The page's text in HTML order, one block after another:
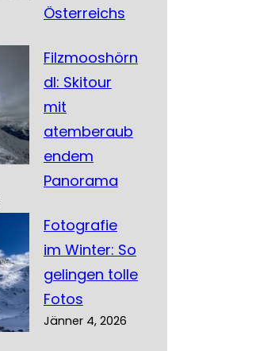
Österreichs
Filzmooshörn
dl: Skitour
mit
atemberaub
endem
Panorama
Fotografie
im Winter: So
gelingen tolle
Fotos
Jänner 4, 2026